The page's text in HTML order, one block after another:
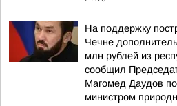
На поддержку
Чечне
млн рублей из
сообщил
Магомед Даудов
министром